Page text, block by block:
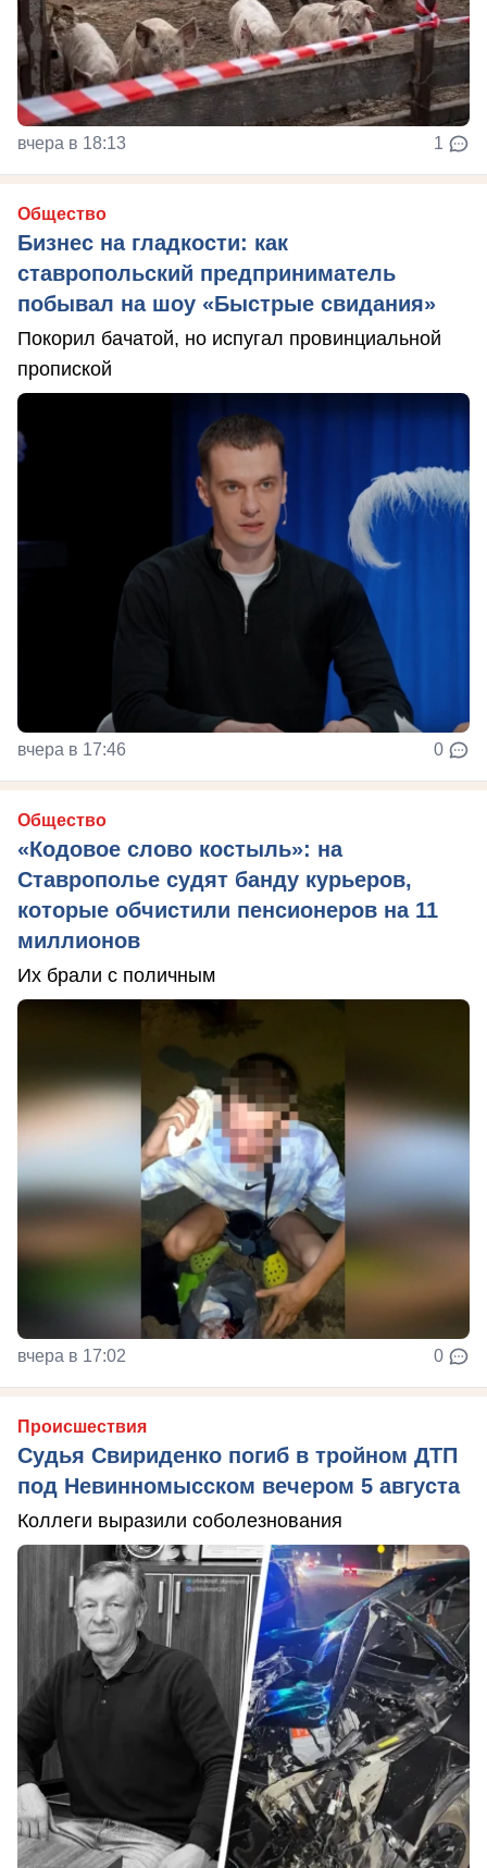
вчера в 18:13 1
Общество
Бизнес на гладкости: как
ставропольский предприниматель
побывал на шоу «Быстрые свидания»
Покорил бачатой, но испугал провинциальной
пропиской
вчера в 17:46 0
Общество
«Кодовое слово костыль»: на
Ставрополье судят банду курьеров,
которые обчистили пенсионеров на 11
миллионов
Их брали с поличным
вчера в 17:02 0
Происшествия
Судья Свириденко погиб в тройном ДТП
под Невинномысском вечером 5 августа
Коллеги выразили соболезнования